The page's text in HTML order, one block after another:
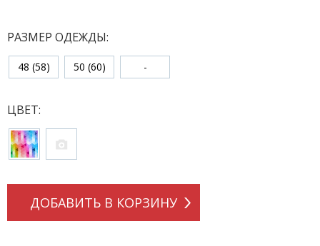
РАЗМЕР ОДЕЖДЫ:
48 (58) 50 (60) -
ЦВЕТ:
ДОБАВИТЬ В КОРЗИНУ